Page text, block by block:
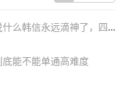
上一篇：《英灵传说》N7攻略，别再说什么韩信永远滴神了，四圣兽才是真正滴神
能不能单通高难度